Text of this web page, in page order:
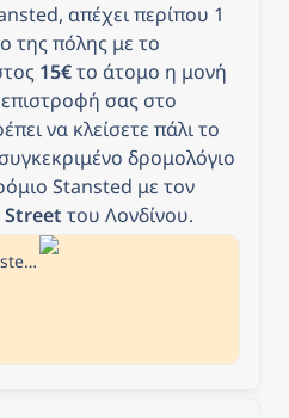
απέχει περίπου 1
της πόλης με το
15€ το άτομο η μονή
σας στο
να κλείσετε πάλι το
συγκεκριμένο δρομολόγιο
Stansted με τον
Street του Λονδίνου.
Bus between Stansted Airport and London Liverpool Street Station